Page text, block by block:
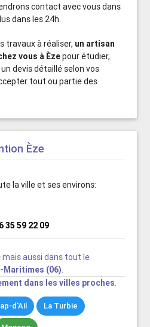
contact avec vous dans
dans les 24h.
travaux à réaliser, un artisan
vous à Èzepour étudier,
devis détaillé selon vos
tout ou partie des
Èze
la ville et ses environs:
35 59 22 09
mais aussi dans tout le
Maritimes (06).
dans les villes proches.
d'Ail La Turbie